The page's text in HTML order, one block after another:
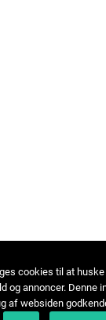
cookies til at
og annoncer. Denne
af websiden